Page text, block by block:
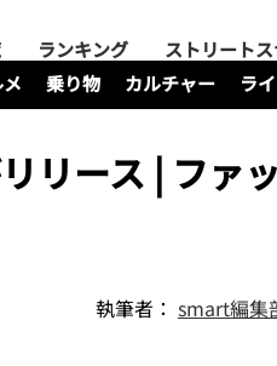
ランキング
ストリート
乗り物 カルチャー ラ
リース | ファッ
執筆者： smart編集